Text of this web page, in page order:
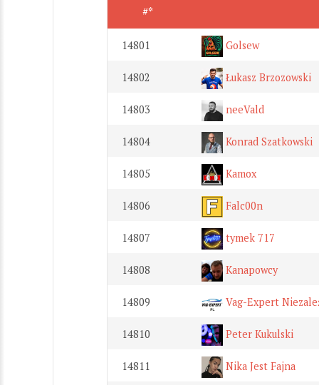
#*
14801 Golsew
14802 Łukasz Brzozowski
14803 neeVald
14804 Konrad Szatkowski
14805 Kamox
14806 Falc00n
14807 tymek 717
14808 Kanapowcy
14809 Vag-Expert
14810 Peter Kukulski
14811 Nika Jest Fajna